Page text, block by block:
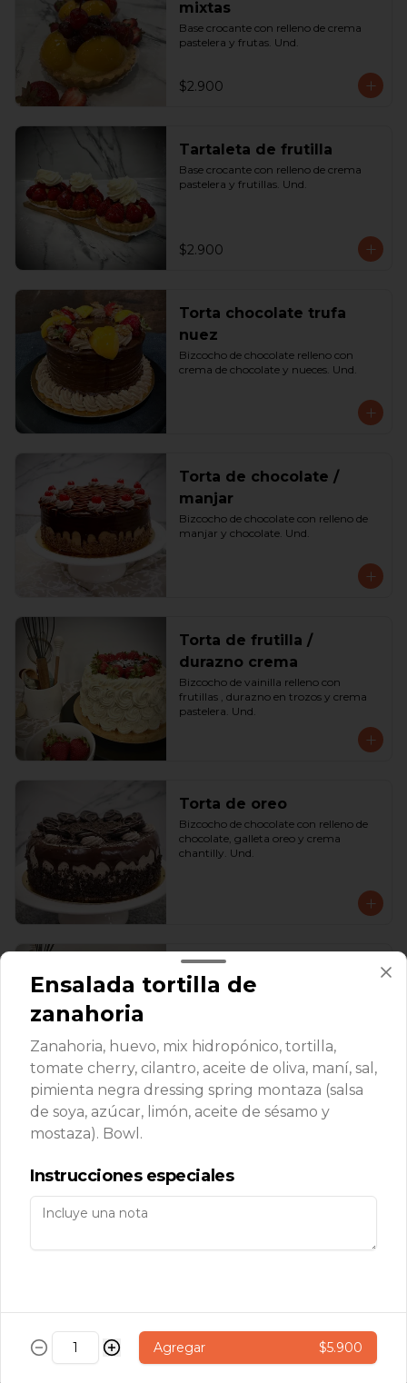
mixtas
Base crocante con relleno de crema
pastelera y frutas. Und.
$2.900
Tartaleta de frutilla
Base crocante con relleno de crema
pastelera y frutillas. Und.
$2.900
Torta chocolate trufa
nuez
Bizcocho de chocolate relleno con
crema de chocolate y nueces. Und.
Torta de chocolate /
manjar
Bizcocho de chocolate con relleno de
manjar y chocolate. Und.
Torta de frutilla /
durazno crema
Bizcocho de vainilla relleno con
frutillas , durazno en trozos y crema
pastelera. Und.
Torta de oreo
Bizcocho de chocolate con relleno de
chocolate, galleta oreo y crema
chantilly. Und.
Torta lúcuma manjar
nuez
nutella, almendras y crema chantilly.
Und.
Bizcocho de chocolate relleno con
guinda, chocolate y crema chantilly.
Und.
Ensalada tortilla de
zanahoria
Zanahoria, huevo, mix hidropónico, tortilla,
tomate cherry, cilantro, aceite de oliva, maní, sal,
pimienta negra dressing spring montaza (salsa
de soya, azúcar, limón, aceite de sésamo y
mostaza). Bowl.
Instrucciones especiales
Agregar $5.900